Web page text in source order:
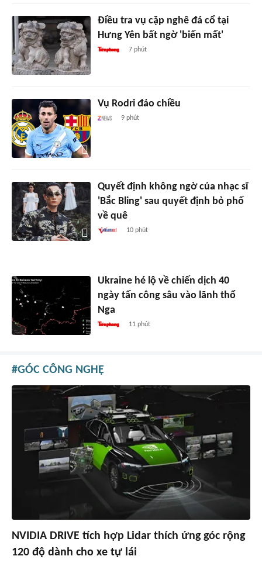
Điều tra vụ cặp nghê đá cổ tại
Hưng Yên bất ngờ 'biến mất'
7 phút
Vụ Rodri đảo chiều
9 phút
Quyết định không ngờ của nhạc sĩ
'Bắc Bling' sau quyết định bỏ phố
về quê
10 phút
Ukraine hé lộ về chiến dịch 40
ngày tấn công sâu vào lãnh thổ
Nga
11 phút
GÓC CÔNG NGHỆ
NVIDIA DRIVE tích hợp Lidar thích ứng góc rộng
120 độ dành cho xe tự lái